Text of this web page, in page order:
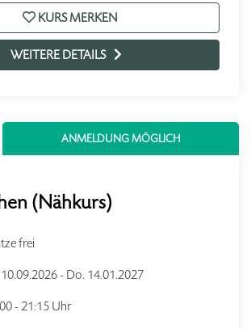
KURS MERKEN
WEITERE DETAILS
ANMELDUNG MÖGLICH
(Nähkurs)
frei
10.09.2026 - Do. 14.01.2027
- 21:15 Uhr